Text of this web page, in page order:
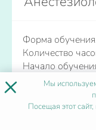
Форма обучения
Количество
Начало
× Мы
Посещая этот